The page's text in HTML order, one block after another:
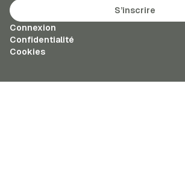
S’inscrire
Connexion
Confidentialité
Cookies